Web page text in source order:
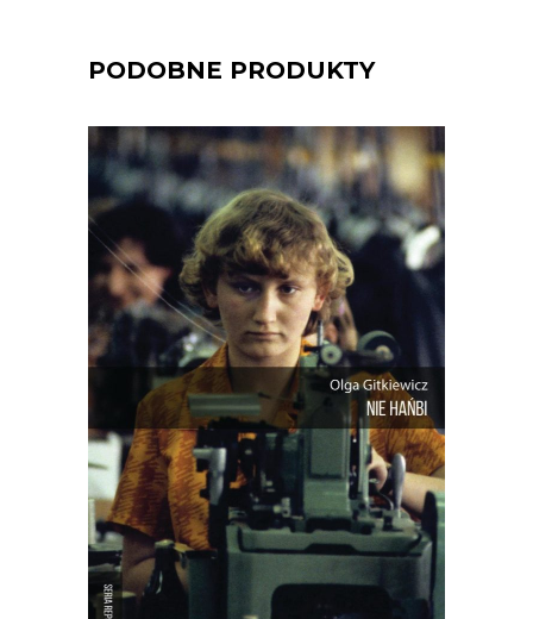
PODOBNE PRODUKTY
NIE HAŃBI
Reporterski obraz polskiego rynku pracy
– historycznie i dziś. Jak bardzo ten
rynek się zmienił od czasu, kiedy
chałupnicy przeszli z domowych
warsztatów do fabrycznych hal? I co to
znaczy nie pracować w świecie, w
którym ponoć nie pracuje tylko ten, kto
nie chce?
33.00zł 16.50zł